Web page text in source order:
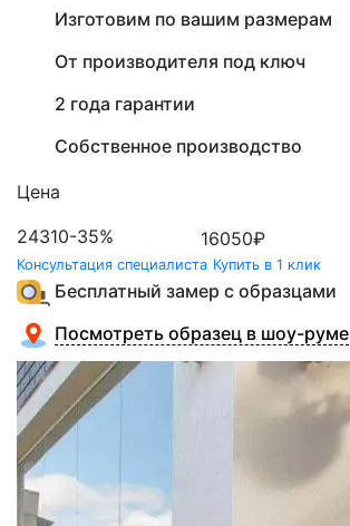
Изготовим по вашим размерам
От производителя под ключ
2 года гарантии
Собственное производство
Цена
24310-35% 16050₽
Консультация специалиста Купить в 1 клик
Бесплатный замер с образцами
Посмотреть образец в шоу-руме